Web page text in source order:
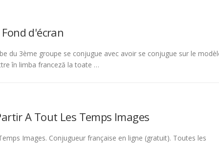
d'écran
du 3ème groupe se conjugue avec avoir se conjugue sur le
în limba franceză la toate …
A Tout Les Temps Images
Images. Conjugueur française en ligne (gratuit). Toutes les